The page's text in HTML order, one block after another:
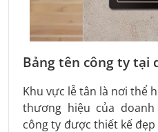
Bảng tên công ty tại
Khu vực lễ tân là nơi thể
thương hiệu của
công ty được thiết kế